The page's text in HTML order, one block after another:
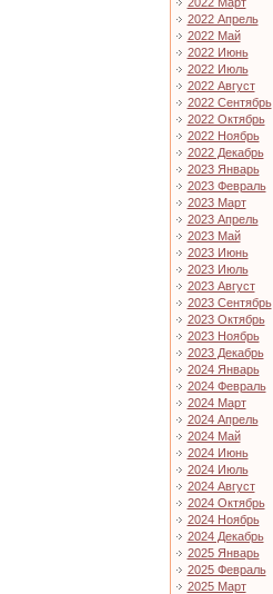
2022 Апрель
2022 Май
2022 Июнь
2022 Июль
2022 Август
2022 Сентябрь
2022 Октябрь
2022 Ноябрь
2022 Декабрь
2023 Январь
2023 Февраль
2023 Март
2023 Апрель
2023 Май
2023 Июнь
2023 Июль
2023 Август
2023 Сентябрь
2023 Октябрь
2023 Ноябрь
2023 Декабрь
2024 Январь
2024 Февраль
2024 Март
2024 Апрель
2024 Май
2024 Июнь
2024 Июль
2024 Август
2024 Октябрь
2024 Ноябрь
2024 Декабрь
2025 Январь
2025 Февраль
2025 Март